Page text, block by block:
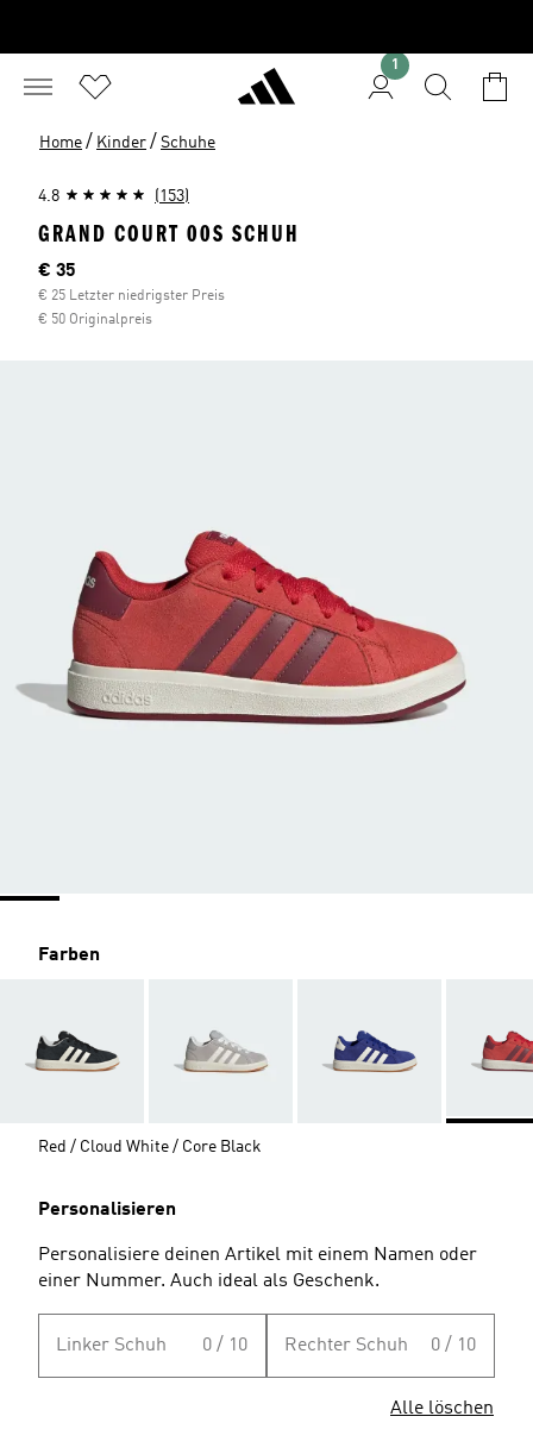
1
Home / Kinder / Schuhe
4.8 (153)
GRAND COURT 00S SCHUH
Aktueller Preis
€ 35
€ 25 Letzter niedrigster Preis
€ 50 Originalpreis
Farben
Red / Cloud White / Core Black
Personalisieren
Personalisiere deinen Artikel mit einem Namen oder
einer Nummer. Auch ideal als Geschenk.
Linker Schuh 0 / 10 Rechter Schuh 0 / 10
Alle löschen